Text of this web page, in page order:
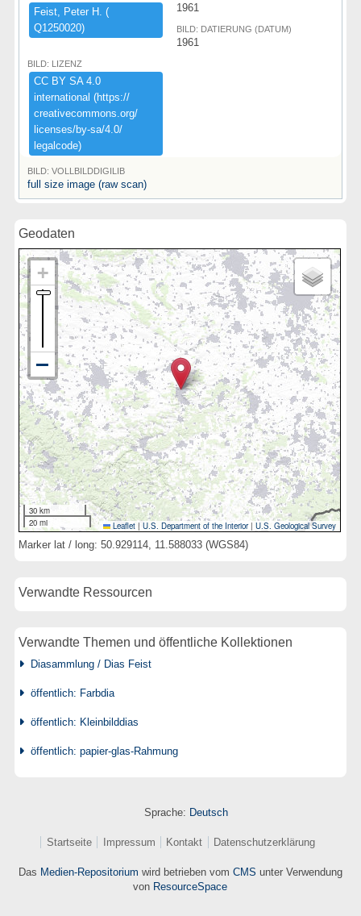
Feist,​ ​Peter ​H.​ ​(​
Q1250020)​
1961
BILD: DATIERUNG (DATUM)
1961
BILD: LIZENZ
CC ​BY ​SA ​4.​0 ​
international ​(​https:​/​/​
creativecommons.​org/​
licenses/​by-​sa/​4.​0/​
legalcode)​
BILD: VOLLBILDDIGILIB
full size image (raw scan)
Geodaten
30 km
20 mi
Leaflet | U.S. Department of the Interior|U.S. Geological Survey
Marker lat / long: 50.929114, 11.588033 (WGS84)
Verwandte Ressourcen
Verwandte Themen und öffentliche Kollektionen
Diasammlung / Dias Feist
öffentlich: Farbdia
öffentlich: Kleinbilddias
öffentlich: papier-glas-Rahmung
Sprache: Deutsch
Startseite Impressum Kontakt Datenschutzerklärung
Das Medien-Repositorium wird betrieben vom CMS unter Verwendung
von ResourceSpace